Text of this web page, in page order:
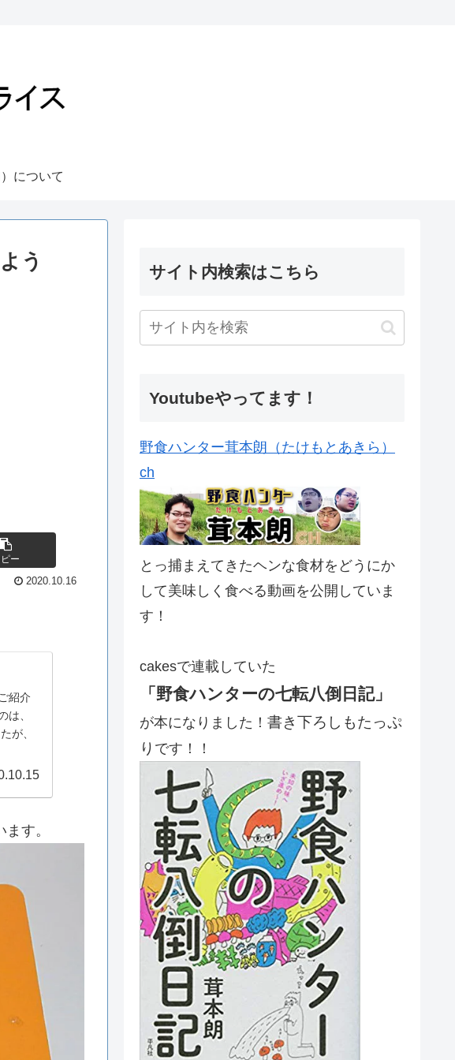
について
う
ー
2020.10.16
紹介
は、
が、
す。
サイト内検索はこちら
Youtubeやってます！
野食ハンター茸本朗（たけもとあきら）
ch
とっ捕まえてきたヘンな食材をどうにか
して美味しく食べる動画を公開していま
す！
cakesで連載していた
「野食ハンターの七転八倒日記」
が本になりました！ 書き下ろしもたっぷ
り です！！